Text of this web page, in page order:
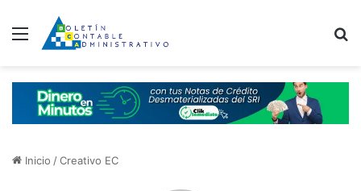
Menú
Inicio /Creativo EC